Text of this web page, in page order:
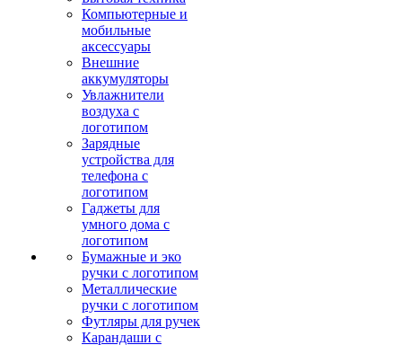
Компьютерные и
мобильные
аксессуары
Внешние
аккумуляторы
Увлажнители
воздуха с
логотипом
Зарядные
устройства для
телефона с
логотипом
Гаджеты для
умного дома с
логотипом
Бумажные и эко
ручки с логотипом
Металлические
ручки с логотипом
Футляры для ручек
Карандаши с